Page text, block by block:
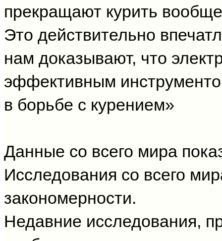
прекращают курить
Это действительно
нам доказывают, что
эффективным
в борьбе с курением»
Данные со всего мира
Исследования со всего
закономерности.
Недавние исследования,